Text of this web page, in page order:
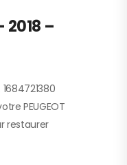
2018 –
PEUGEOT
restaurer